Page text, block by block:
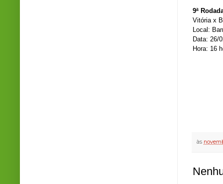
9ª
Vitória x
Local:
Data: 26/
Hora: 16
às